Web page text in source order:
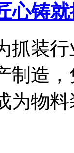
心铸
抓装
制造
为物